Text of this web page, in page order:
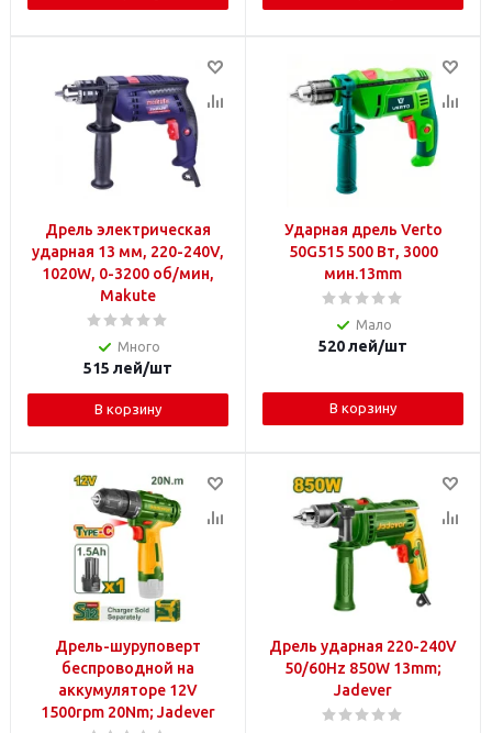
Дрель электрическая
ударная 13 мм, 220-240V,
1020W, 0-3200 об/мин,
Makute
Много
515 лей/шт
В корзину
Ударная дрель Verto
50G515 500 Вт, 3000
мин.13mm
Мало
520лей/шт
В корзину
Дрель-шуруповерт
беспроводной на
аккумуляторе 12V
1500rpm 20Nm; Jadever
Дрель ударная 220-240V
50/60Hz 850W 13mm;
Jadever